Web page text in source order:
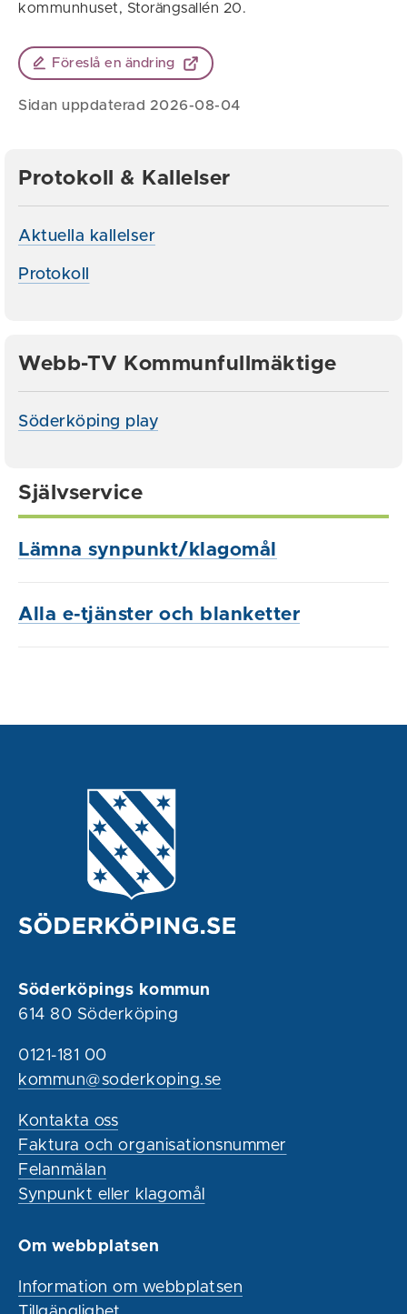
kommunhuset, Storängsallén 20.
Föreslå en ändring
Sidan uppdaterad 2026-08-04
Protokoll & Kallelser
Aktuella kallelser
Protokoll
Webb-TV Kommunfullmäktige
Söderköping play
Självservice
Lämna synpunkt/klagomål
Alla e-tjänster och blanketter
Söderköpings kommun
614 80 Söderköping
0121-181 00
kommun@soderkoping.se
Kontakta oss
Faktura och organisationsnummer
Felanmälan
Synpunkt eller klagomål
Om webbplatsen
Information om webbplatsen